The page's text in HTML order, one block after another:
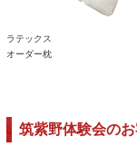
ラテックス
オーダー枕
筑紫野体験会の